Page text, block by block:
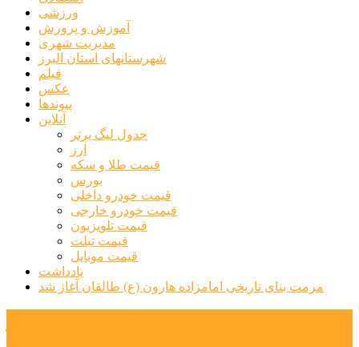
ورزشی
آموزش و پرورش
مدیریت شهری
شهرستانهای استان البرز
فیلم
عکس
پیوندها
آنلاین
جدول لیگ برتر
ارز
قیمت طلا و سکه
بورس
قیمت خودرو داخلی
قیمت خودرو خارجی
قیمت تلویزیون
قیمت تبلت
قیمت موبایل
یادداشت
مرمت بنای تاریخی امامزاده هارون (ع) طالقان آغاز شد